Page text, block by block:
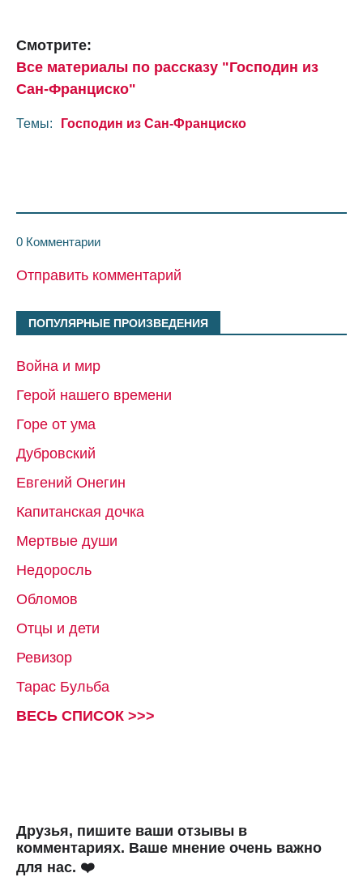
Смотрите:
Все материалы по рассказу "Господин из
Сан-Франциско"
Темы: Господин из Сан-Франциско
0 Комментарии
Отправить комментарий
ПОПУЛЯРНЫЕ ПРОИЗВЕДЕНИЯ
Война и мир
Герой нашего времени
Горе от ума
Дубровский
Евгений Онегин
Капитанская дочка
Мертвые души
Недоросль
Обломов
Отцы и дети
Ревизор
Тарас Бульба
ВЕСЬ СПИСОК >>>
Друзья, пишите ваши отзывы в
комментариях. Ваше мнение очень важно
для нас. ❤️